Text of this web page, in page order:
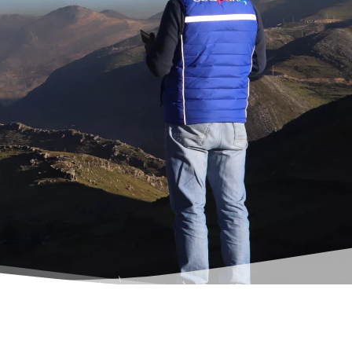
Talk About Peace
recule, la paix
arts résistent
culture et paix, arts et résistance Une